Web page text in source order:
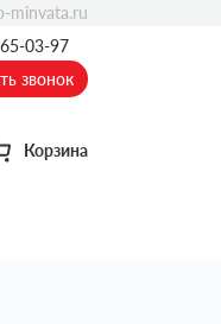
03-97
звонок
Корзина
minvata.ru